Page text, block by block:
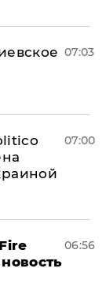
07:03
07:00
06:56